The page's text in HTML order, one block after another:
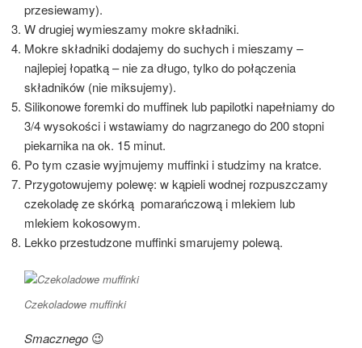
przesiewamy).
W drugiej wymieszamy mokre składniki.
Mokre składniki dodajemy do suchych i mieszamy –
najlepiej łopatką – nie za długo, tylko do połączenia
składników (nie miksujemy).
Silikonowe foremki do muffinek lub papilotki napełniamy do
3/4 wysokości i wstawiamy do nagrzanego do 200 stopni
piekarnika na ok. 15 minut.
Po tym czasie wyjmujemy muffinki i studzimy na kratce.
Przygotowujemy polewę: w kąpieli wodnej rozpuszczamy
czekoladę ze skórką pomarańczową i mlekiem lub
mlekiem kokosowym.
Lekko przestudzone muffinki smarujemy polewą.
Czekoladowe muffinki
Smacznego 😉